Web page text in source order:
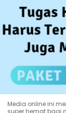
Media online ini
super hemat bagi